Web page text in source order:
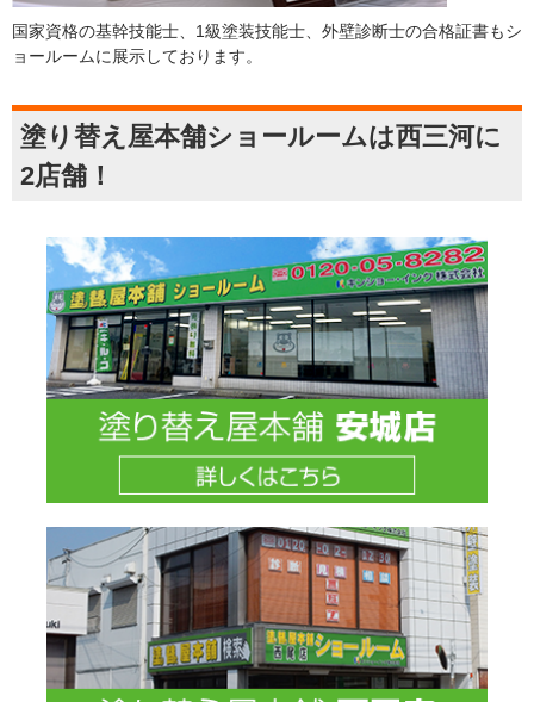
国家資格の基幹技能士、1級塗装技能士、外壁診断士の合格証書もシ
ョールームに展示しております。
塗り替え屋本舗ショールームは西三河に
2店舗！